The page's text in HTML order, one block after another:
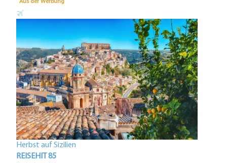
Aus der Werbung
Herbst auf Sizilien
REISEHIT 85